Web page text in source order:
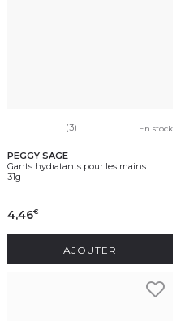
(3) En stock
PEGGY SAGE
Gants hydratants pour les mains
31g
4,46€
AJOUTER